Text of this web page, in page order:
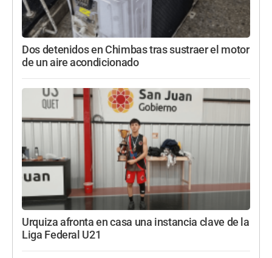
Dos detenidos en Chimbas tras sustraer el motor
de un aire acondicionado
Urquiza afronta en casa una instancia clave de la
Liga Federal U21